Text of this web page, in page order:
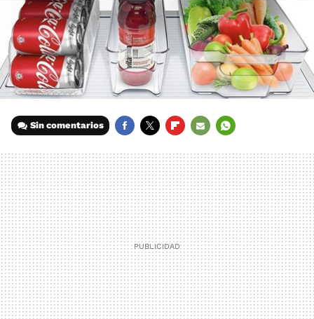
Sin comentarios
MAIL